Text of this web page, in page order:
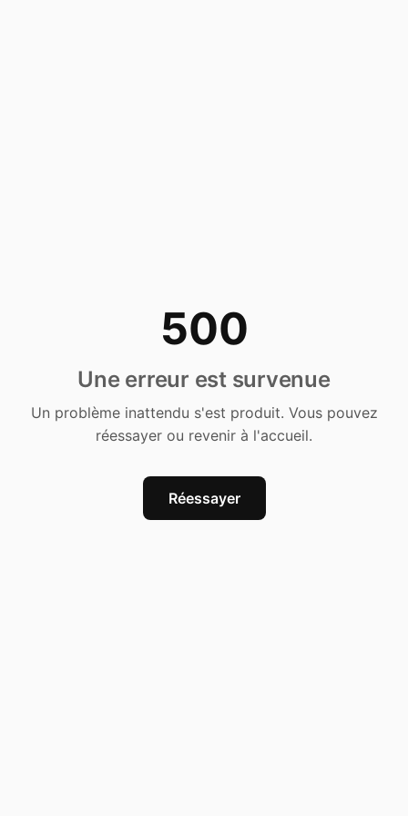
500
Une erreur est survenue
Un problème inattendu s'est produit. Vous pouvez
réessayer ou revenir à l'accueil.
Réessayer